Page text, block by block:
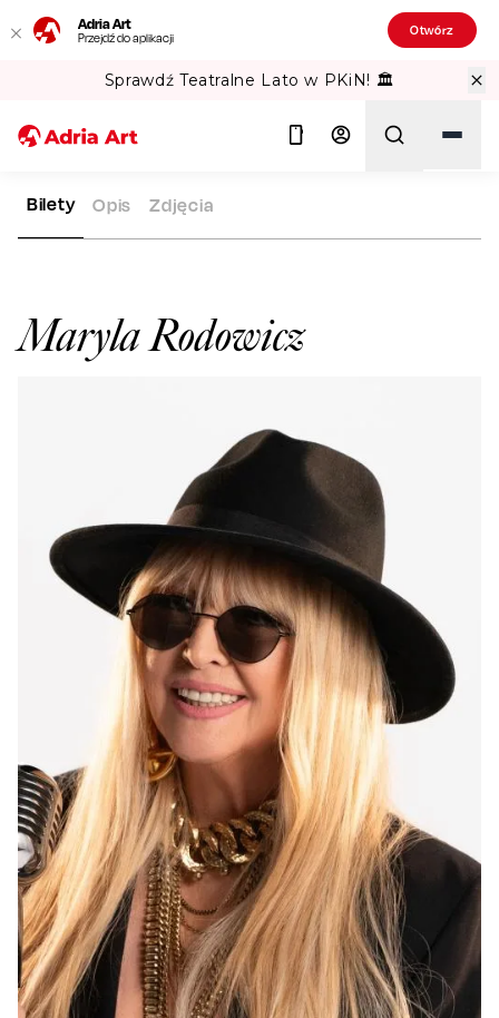
Adria Art
Przejdź do aplikacji Otwórz
Sprawdź Teatralne Lato w PKiN! 🏛️
ADRIA ART ARTYŚCI MARYLA RODOWICZ
Maryla Rodowicz
Bilety Opis Zdjęcia